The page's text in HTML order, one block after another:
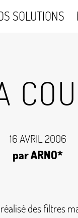
SOLUTIONS
16 AVRIL 2006
par ARNO*
des filtres